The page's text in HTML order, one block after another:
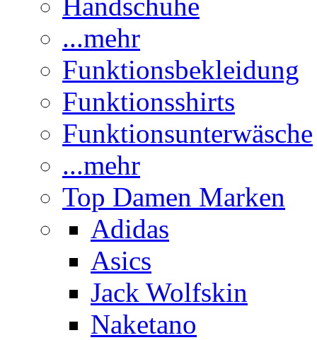
...mehr
Funktionsbekleidung
Funktionsshirts
Funktionsunterwäsche
...mehr
Top Damen Marken
Adidas
Asics
Jack Wolfskin
Naketano